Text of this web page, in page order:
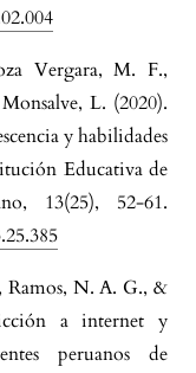
Vergara, M. F.,
L. (2020).
y habilidades
Educativa de
13(25), 52-61.
Ramos, N. A. G., &
a internet y
peruanos de